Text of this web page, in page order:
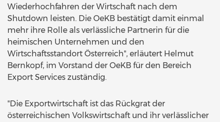
Wiederhochfahren der Wirtschaft nach dem
Shutdown leisten. Die OeKB bestätigt damit einmal
mehr ihre Rolle als verlässliche Partnerin für die
heimischen Unternehmen und den
Wirtschaftsstandort Österreich", erläutert Helmut
Bernkopf, im Vorstand der OeKB für den Bereich
Export Services zuständig.
"Die Exportwirtschaft ist das Rückgrat der
österreichischen Volkswirtschaft und ihr verlässlicher